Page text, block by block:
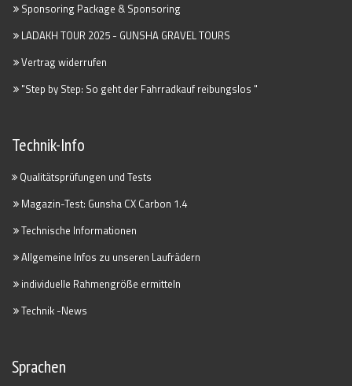
Sponsoring Package & Sponsoring
LADAKH TOUR 2025 - GUNSHA GRAVEL TOURS
Vertrag widerrufen
"Step by Step: So geht der Fahrradkauf reibungslos "
Technik-Info
Qualitätsprüfungen und Tests
Magazin-Test: Gunsha CX Carbon 1.4
Technische Informationen
Allgemeine Infos zu unseren Laufrädern
individuelle Rahmengröße ermitteln
Technik -News
Sprachen